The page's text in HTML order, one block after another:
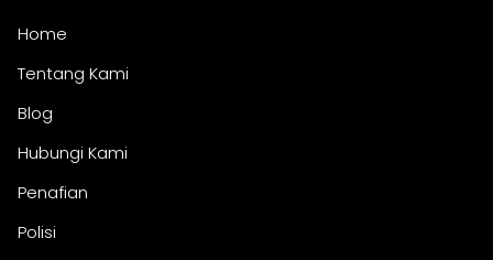
Home
Tentang Kami
Blog
Hubungi Kami
Penafian
Polisi